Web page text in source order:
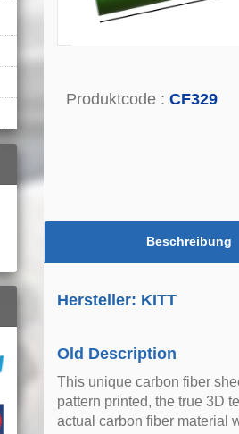
Produktcode : CF329
Beschreibung
Hersteller: KITT
Old Description
This unique carbon fiber
pattern printed, the true 3D
actual carbon fiber material